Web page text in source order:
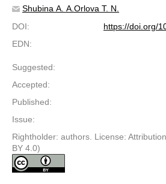
Shubina A. A. Orlova T. N.
DOI:
https://doi.org/
EDN:
Suggested:
Accepted:
Published:
Issue:
Rightholder: authors. License:
BY 4.0)